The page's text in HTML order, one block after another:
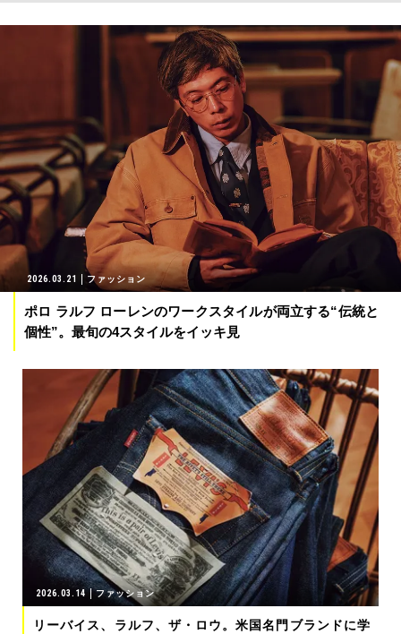
2026.03.21 ファッション
ポロ ラルフ ローレンのワークスタイルが両立する“伝統と
個性”。最旬の4スタイルをイッキ見
2026.03.14 ファッション
リーバイス、ラルフ、ザ・ロウ。米国名門ブランドに学